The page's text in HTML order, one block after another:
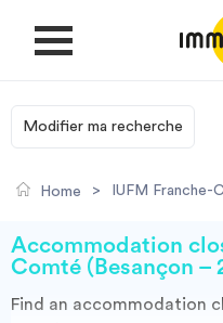
MY
Looking for a rent
Modifier ma recherche
Home > IUFM Franche-
Accommodation
Comté (Besançon –
Find an accommodation